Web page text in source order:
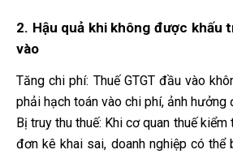
2. Hậu quả khi không được khấu
vào
Tăng chi phí: Thuế GTGT đầu vào
phải hạch toán vào chi phí, ảnh hưởng
Bị truy thu thuế: Khi cơ quan thuế kiểm
đơn kê khai sai, doanh nghiệp có thể